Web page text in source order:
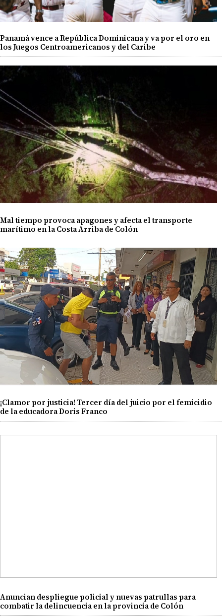
Panamá vence a República Dominicana y va por el oro en
los Juegos Centroamericanos y del Caribe
Mal tiempo provoca apagones y afecta el transporte
marítimo en la Costa Arriba de Colón
¡Clamor por justicia! Tercer día del juicio por el femicidio
de la educadora Doris Franco
Anuncian despliegue policial y nuevas patrullas para
combatir la delincuencia en la provincia de Colón